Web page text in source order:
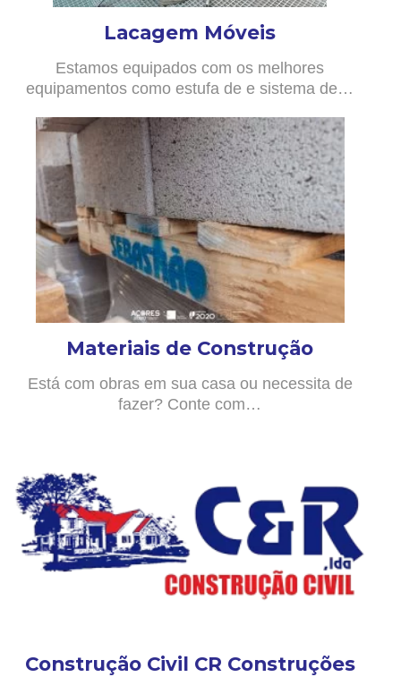
Lacagem Móveis
Estamos equipados com os melhores
equipamentos como estufa de e sistema de…
Materiais de Construção
Está com obras em sua casa ou necessita de
fazer? Conte com…
Construção Civil CR Construções